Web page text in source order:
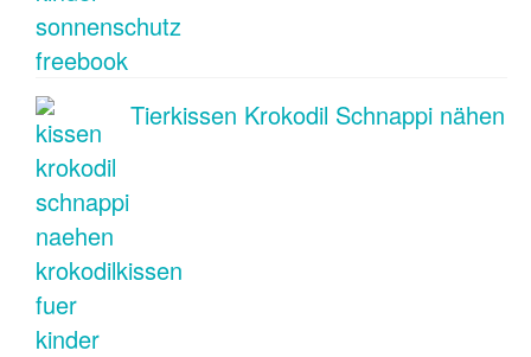
Tierkissen Krokodil Schnappi nähen